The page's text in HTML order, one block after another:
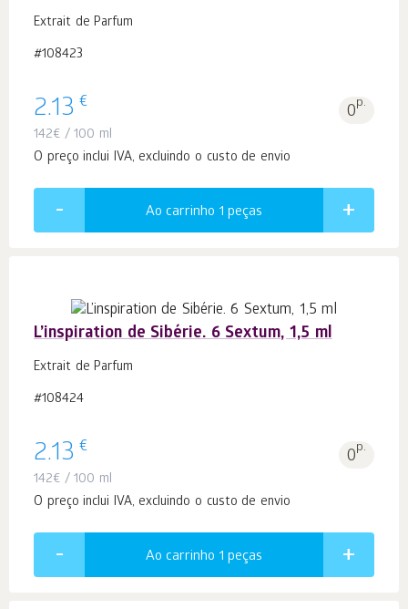
Extrait de Parfum
#108423
2.13 € 0p.
142€ / 100 ml
O preço inclui IVA, excluindo o custo de envio
Ao carrinho 1 peças
L’inspiration de Sibérie. 6 Sextum, 1,5 ml
Extrait de Parfum
#108424
2.13 € 0p.
142€ / 100 ml
O preço inclui IVA, excluindo o custo de envio
Ao carrinho 1 peças